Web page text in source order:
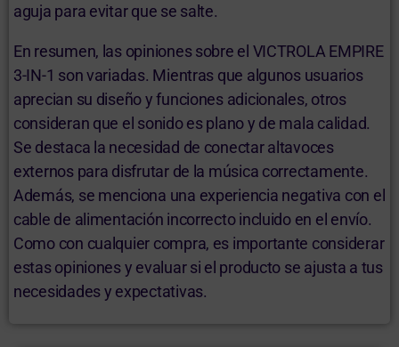
aguja para evitar que se salte.
En resumen, las opiniones sobre el VICTROLA EMPIRE
3-IN-1 son variadas. Mientras que algunos usuarios
aprecian su diseño y funciones adicionales, otros
consideran que el sonido es plano y de mala calidad.
Se destaca la necesidad de conectar altavoces
externos para disfrutar de la música correctamente.
Además, se menciona una experiencia negativa con el
cable de alimentación incorrecto incluido en el envío.
Como con cualquier compra, es importante considerar
estas opiniones y evaluar si el producto se ajusta a tus
necesidades y expectativas.